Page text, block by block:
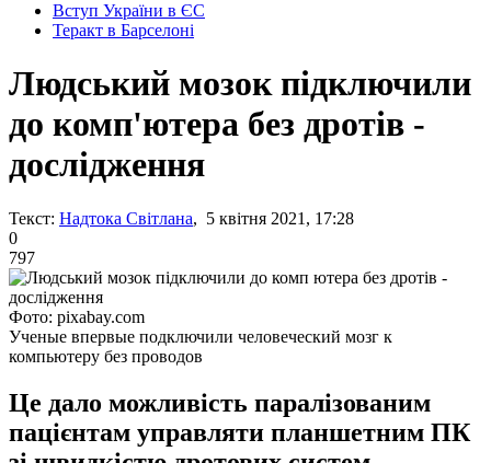
Вступ України в ЄС
Теракт в Барселоні
Людський мозок підключили
до комп'ютера без дротів -
дослідження
Текст: Надтока Світлана, 5 квітня 2021, 17:28
0
797
Фото: pixabay.com
Ученые впервые подключили человеческий мозг к
компьютеру без проводов
Це дало можливість паралізованим
пацієнтам управляти планшетним ПК